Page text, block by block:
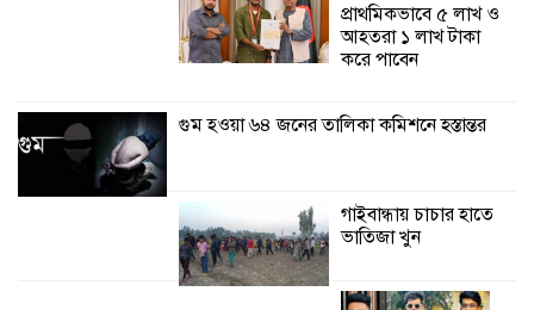
শ্যামনগরে জলবায়ু সহনশীল জনগোষ্ঠী গঠনে
প্রাথমিকভাবে ৫ লাখ ও
আহতরা ১ লাখ টাকা
করে পাবেন
গুম হওয়া ৬৪ জনের তালিকা কমিশনে হস্তান্তর
গাইবান্ধায় চাচার হাতে
ভাতিজা খুন